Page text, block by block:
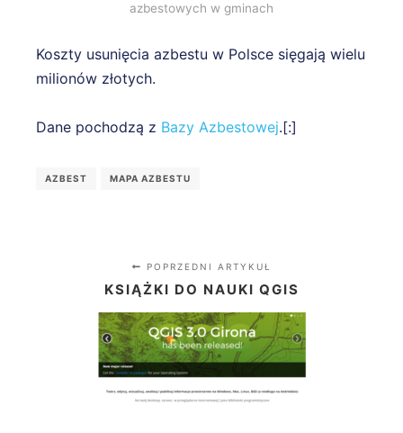
azbestowych w gminach
Koszty usunięcia azbestu w Polsce sięgają wielu
milionów złotych.
Dane pochodzą z Bazy Azbestowej.[:]
AZBEST MAPA AZBESTU
POPRZEDNI ARTYKUŁ
KSIĄŻKI DO NAUKI QGIS